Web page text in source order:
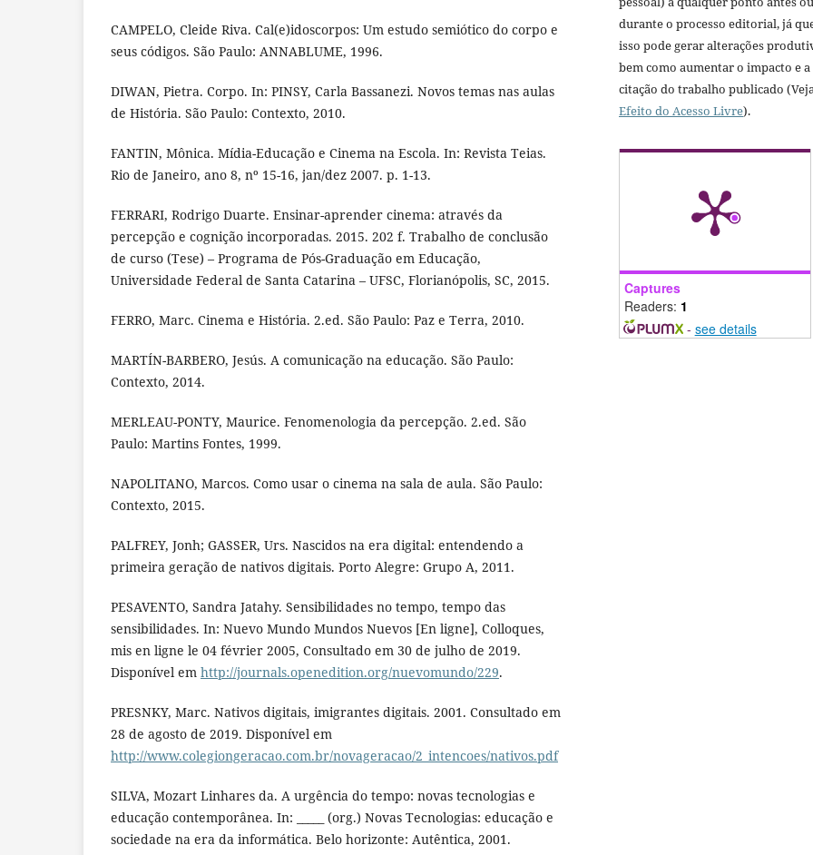
CAMPELO, Cleide Riva. Cal(e)idoscorpos: Um estudo semiótico do corpo e
seus códigos. São Paulo: ANNABLUME, 1996.
DIWAN, Pietra. Corpo. In: PINSY, Carla Bassanezi. Novos temas nas aulas
de História. São Paulo: Contexto, 2010.
FANTIN, Mônica. Mídia-Educação e Cinema na Escola. In: Revista Teias.
Rio de Janeiro, ano 8, nº 15-16, jan/dez 2007. p. 1-13.
FERRARI, Rodrigo Duarte. Ensinar-aprender cinema: através da
percepção e cognição incorporadas. 2015. 202 f. Trabalho de conclusão
de curso (Tese) – Programa de Pós-Graduação em Educação,
Universidade Federal de Santa Catarina – UFSC, Florianópolis, SC, 2015.
FERRO, Marc. Cinema e História. 2.ed. São Paulo: Paz e Terra, 2010.
MARTÍN-BARBERO, Jesús. A comunicação na educação. São Paulo:
Contexto, 2014.
MERLEAU-PONTY, Maurice. Fenomenologia da percepção. 2.ed. São
Paulo: Martins Fontes, 1999.
NAPOLITANO, Marcos. Como usar o cinema na sala de aula. São Paulo:
Contexto, 2015.
PALFREY, Jonh; GASSER, Urs. Nascidos na era digital: entendendo a
primeira geração de nativos digitais. Porto Alegre: Grupo A, 2011.
PESAVENTO, Sandra Jatahy. Sensibilidades no tempo, tempo das
sensibilidades. In: Nuevo Mundo Mundos Nuevos [En ligne], Colloques,
mis en ligne le 04 février 2005, Consultado em 30 de julho de 2019.
Disponível em http://journals.openedition.org/nuevomundo/229.
PRESNKY, Marc. Nativos digitais, imigrantes digitais. 2001. Consultado em
28 de agosto de 2019. Disponível em
http://www.colegiongeracao.com.br/novageracao/2_intencoes/nativos.pdf
SILVA, Mozart Linhares da. A urgência do tempo: novas tecnologias e
educação contemporânea. In: _____ (org.) Novas Tecnologias: educação e
sociedade na era da informática. Belo horizonte: Autêntica, 2001.
durante o processo editorial, já
isso pode gerar alterações
bem como aumentar o impacto e a
citação do trabalho publicado
Efeito do Acesso Livre).
Captures
Readers: 1
- see details